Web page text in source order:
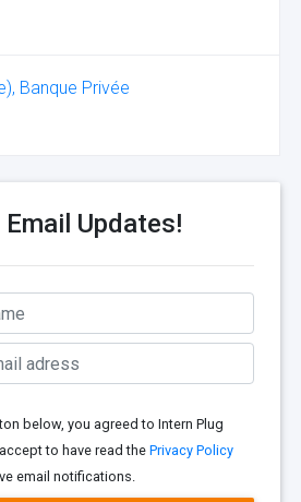
Banque Privée
Email Updates!
below, you agreed to Intern Plug
to have read the Privacy Policy
email notifications.